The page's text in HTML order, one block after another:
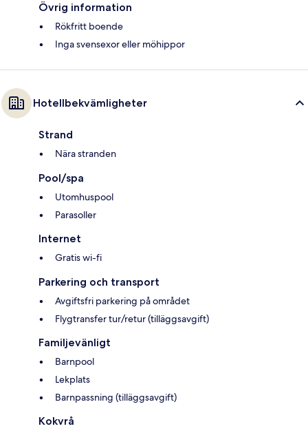
Övrig information
Rökfritt boende
Inga svensexor eller möhippor
Hotellbekvämligheter
Strand
Nära stranden
Pool/spa
Utomhuspool
Parasoller
Internet
Gratis wi-fi
Parkering och transport
Avgiftsfri parkering på området
Flygtransfer tur/retur (tilläggsavgift)
Familjevänligt
Barnpool
Lekplats
Barnpassning (tilläggsavgift)
Kokvrå